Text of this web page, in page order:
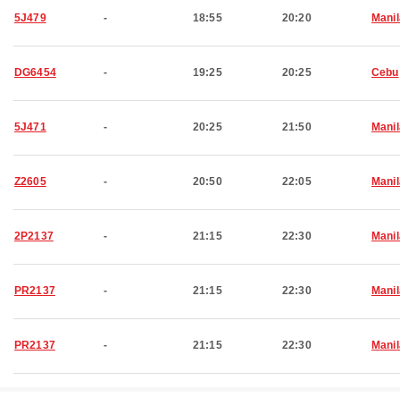
5J479 - 18:55 20:20
DG6454 - 19:25 20:25 Cebu
5J471 - 20:25 21:50
Z2605 - 20:50 22:05
2P2137 - 21:15 22:30
PR2137 - 21:15 22:30
PR2137 - 21:15 22:30